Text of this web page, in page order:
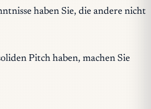
haben Sie, die andere nicht
Pitch haben, machen Sie